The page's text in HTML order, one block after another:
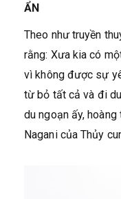
ẨN
Theo như truyền
rằng: Xưa kia có
vì không được sự
từ bỏ tất cả và đi
du ngoạn ấy,
Nagani của Thủy